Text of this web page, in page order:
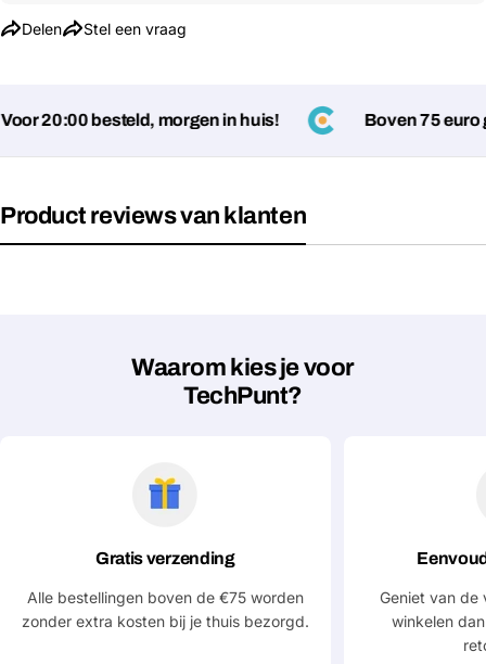
Delen
Deel dit product
Stel een vraag
Verstuur vraag
20:00 besteld, morgen in huis! Boven 75 euro
Product reviews van klanten
Waarom kies je voor
TechPunt?
Gratis verzending
Alle bestellingen boven de €75 worden
zonder extra kosten bij je thuis bezorgd.
Geniet van de
winkelen